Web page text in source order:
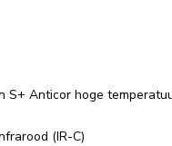
S+ Anticor hoge
(IR-C)